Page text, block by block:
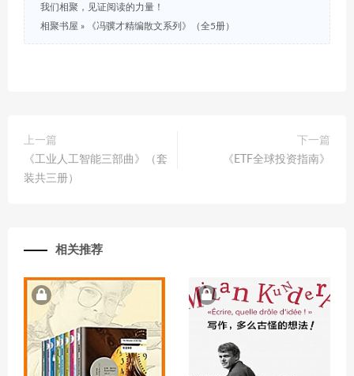
我们相聚，见证阅读的力量！
相聚书屋 » 《冯骥才精编散文系列》（全5册）
上一篇
《工业人工智能三部曲》（套
装共三册）
下一篇
《ETF全球投资指南》
相关推荐